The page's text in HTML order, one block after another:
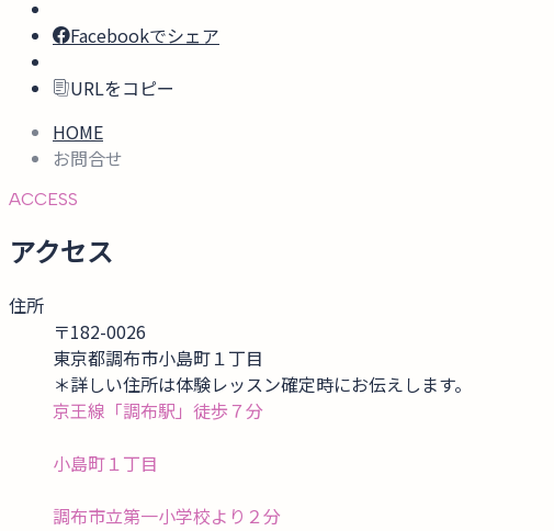
Facebookでシェア
URLをコピー
HOME
お問合せ
ACCESS
アクセス
住所
〒182-0026
東京都調布市小島町１丁目
＊詳しい住所は体験レッスン確定時にお伝えします。
京王線「調布駅」徒歩７分
小島町１丁目
調布市立第一小学校より２分